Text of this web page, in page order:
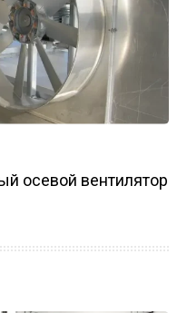
осевой вентилятор